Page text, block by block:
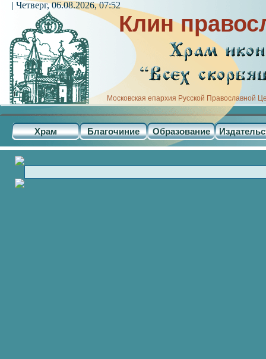
Клин
Московская епархия Русской Православной
Храм Благочиние Образование
| Четверг, 06.08.2026, 07:52